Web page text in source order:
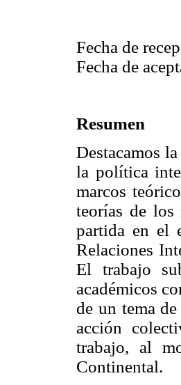
Fecha de
Fecha de
Resumen
Destacamos
la política
marcos
teorías de los
partida en el
Relaciones
El trabajo
académicos
de un tema
acción
trabajo, al
Continental.